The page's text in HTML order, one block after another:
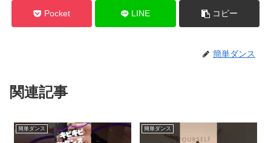
Pocket LINE コピー
簡単ダンス
関連記事
簡単ダンス 簡単ダンス